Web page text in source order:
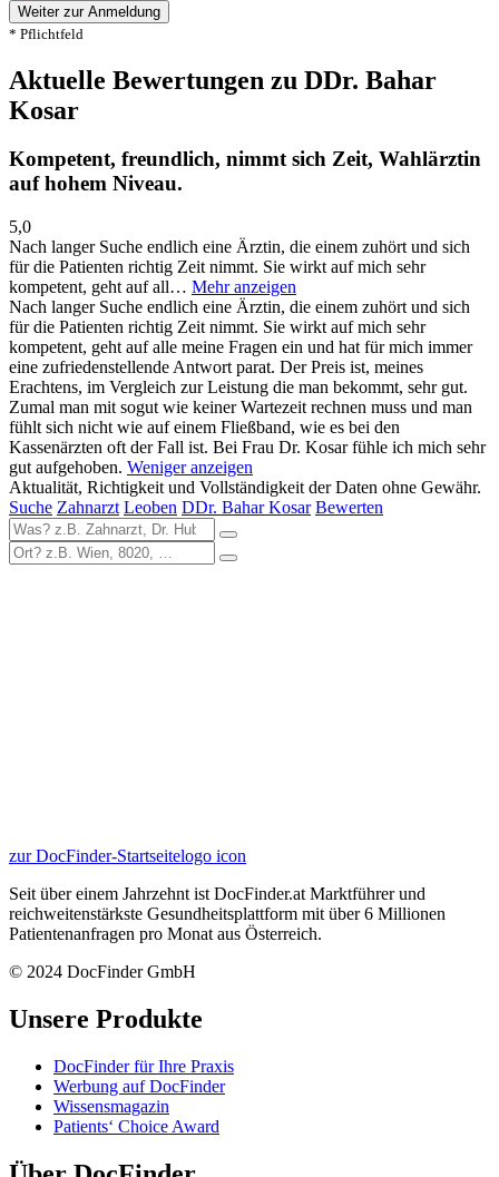
Weiter zur Anmeldung
* Pflichtfeld
Aktuelle Bewertungen zu DDr. Bahar
Kosar
Kompetent, freundlich, nimmt sich Zeit, Wahlärztin
auf hohem Niveau.
5,0
Nach langer Suche endlich eine Ärztin, die einem zuhört und sich
für die Patienten richtig Zeit nimmt. Sie wirkt auf mich sehr
kompetent, geht auf all… Mehr anzeigen
Nach langer Suche endlich eine Ärztin, die einem zuhört und sich
für die Patienten richtig Zeit nimmt. Sie wirkt auf mich sehr
kompetent, geht auf alle meine Fragen ein und hat für mich immer
eine zufriedenstellende Antwort parat. Der Preis ist, meines
Erachtens, im Vergleich zur Leistung die man bekommt, sehr gut.
Zumal man mit sogut wie keiner Wartezeit rechnen muss und man
fühlt sich nicht wie auf einem Fließband, wie es bei den
Kassenärzten oft der Fall ist. Bei Frau Dr. Kosar fühle ich mich sehr
gut aufgehoben. Weniger anzeigen
Aktualität, Richtigkeit und Vollständigkeit der Daten ohne Gewähr.
Suche Zahnarzt Leoben DDr. Bahar Kosar Bewerten
zur DocFinder-Startseitelogo icon
Seit über einem Jahrzehnt ist DocFinder.at Marktführer und
reichweitenstärkste Gesundheitsplattform mit über 6 Millionen
Patientenanfragen pro Monat aus Österreich.
© 2024 DocFinder GmbH
Unsere Produkte
DocFinder für Ihre Praxis
Werbung auf DocFinder
Wissensmagazin
Patients‘ Choice Award